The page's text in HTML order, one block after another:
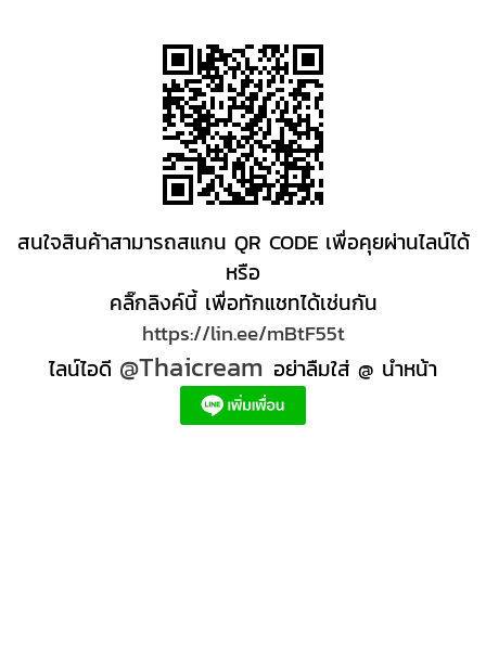
สนใจสินค้าสามารถสแกน QR CODE เพื่อคุยผ่านไลน์ได้
หรือ
คลิ๊กลิงค์นี้ เพื่อทักแชทได้เช่นกัน
https://lin.ee/mBtF55t
ไลน์ไอดี @Thaicream อย่าลืมใส่ @ นำหน้า